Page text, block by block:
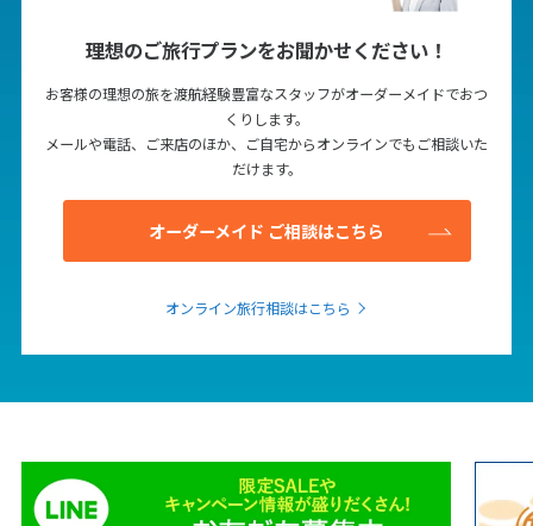
理想のご旅行プランをお聞かせください！
お客様の理想の旅を渡航経験豊富なスタッフがオーダーメイドでおつ
くりします。
メールや電話、ご来店のほか、ご自宅からオンラインでもご相談いた
だけます。
オーダーメイド ご相談はこちら
オンライン旅行相談はこちら